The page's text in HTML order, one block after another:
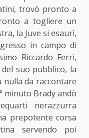
trovò pronto a
a togliere un
la Juve si esaurì,
in campo di
Riccardo Ferri,
suo pubblico, la
nulla da raccontare
minuto Brady andò
nerazzurra
prepotente corsa
servendo poi